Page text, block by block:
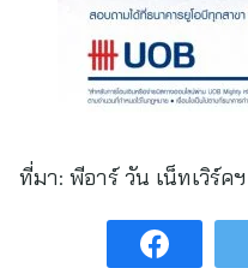
ที่มา: พีอาร์ วัน เน็ทเวิร์คฯ